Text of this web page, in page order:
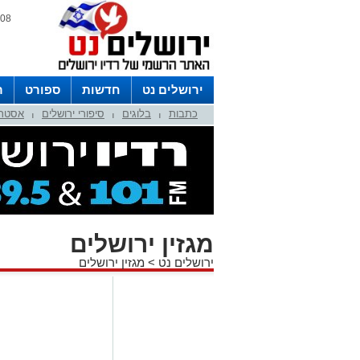
08 אוגוסט 2026 / 08:50
ירושלים נט חדשות ספורט
לפרסום ברדיו צרו קשר
לוח כתבות בלוגים סיפורי ירושלים
מגזין ירושלים
ירושלים נט > מגזין ירושלים